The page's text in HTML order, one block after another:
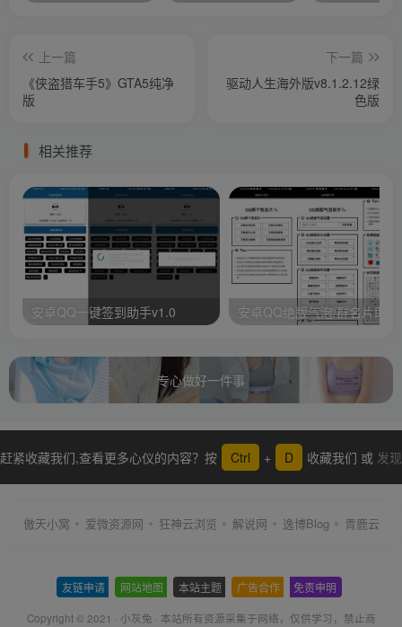
上一篇
《侠盗猎车手5》GTA5纯净
版
下一篇
驱动人生海外版v8.1.2.12绿
色版
相关推荐
安卓QQ一键签到助手v1.0 安卓QQ绝版气泡/群名片助手
专心做好一件事
赶紧收藏我们,查看更多心仪的内容？按 Ctrl + D 收藏我们 或 发现
傲天小窝 爱微资源网 狂神云浏览 解说网 逸博Blog 青鹿云
友链申请 网站地图 本站主题 广告合作 免责申明
Copyright © 2021 · 小灰兔 · 本站所有资源采集于网络，仅供学习，禁止商